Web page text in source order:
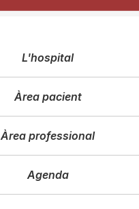
L'hospital
Àrea pacient
Àrea professional
Agenda